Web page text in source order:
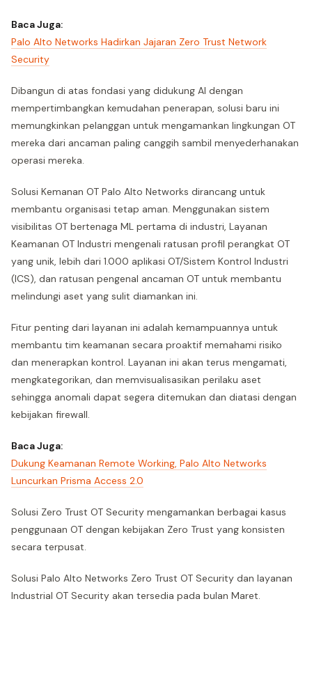
Baca Juga:
Palo Alto Networks Hadirkan Jajaran Zero Trust Network
Security
Dibangun di atas fondasi yang didukung AI dengan
mempertimbangkan kemudahan penerapan, solusi baru ini
memungkinkan pelanggan untuk mengamankan lingkungan OT
mereka dari ancaman paling canggih sambil menyederhanakan
operasi mereka.
Solusi Kemanan OT Palo Alto Networks dirancang untuk
membantu organisasi tetap aman. Menggunakan sistem
visibilitas OT bertenaga ML pertama di industri, Layanan
Keamanan OT Industri mengenali ratusan profil perangkat OT
yang unik, lebih dari 1.000 aplikasi OT/Sistem Kontrol Industri
(ICS), dan ratusan pengenal ancaman OT untuk membantu
melindungi aset yang sulit diamankan ini.
Fitur penting dari layanan ini adalah kemampuannya untuk
membantu tim keamanan secara proaktif memahami risiko
dan menerapkan kontrol. Layanan ini akan terus mengamati,
mengkategorikan, dan memvisualisasikan perilaku aset
sehingga anomali dapat segera ditemukan dan diatasi dengan
kebijakan firewall.
Baca Juga:
Dukung Keamanan Remote Working, Palo Alto Networks
Luncurkan Prisma Access 2.0
Solusi Zero Trust OT Security mengamankan berbagai kasus
penggunaan OT dengan kebijakan Zero Trust yang konsisten
secara terpusat.
Solusi Palo Alto Networks Zero Trust OT Security dan layanan
Industrial OT Security akan tersedia pada bulan Maret.